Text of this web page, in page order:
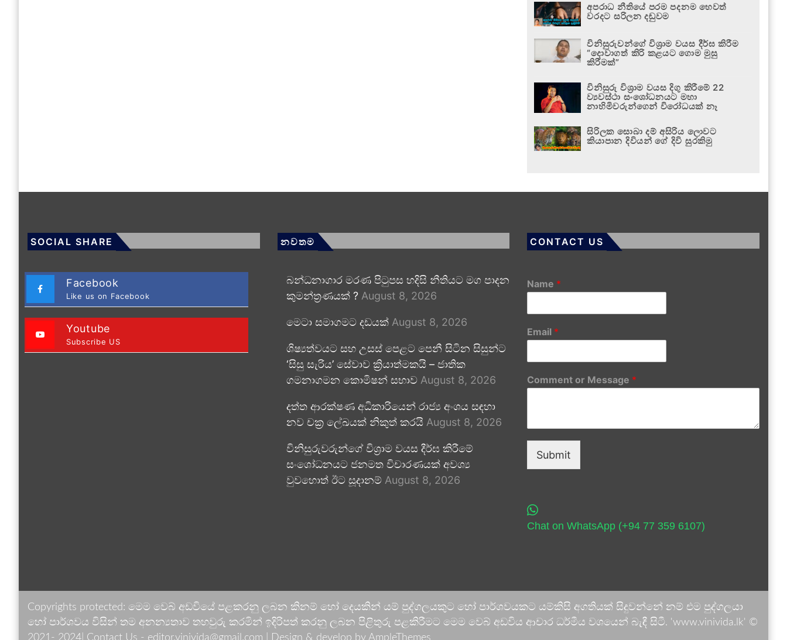
අපරාධ නීතියේ පරම පදනම හෙවත්
වරදට සරිලන දඬුවම
විනිසුරුවන්ගේ විශ්‍රාම වයස දීර්ඝ කිරීම
“දොවාගත් කිරි කළයට ගොම මුසු
කිරීමක්”
විනිසුරු විශ්‍රාම වයස දිගු කිරීමේ 22
ව්‍යවස්ථා සංශෝධනයට මහා
නාහිමිවරුන්ගෙන් විරෝධයක් නෑ
සිරිලක සොබා දම් අසිරිය ලොවට
කියාපාන දිවියන් ගේ දිවි සුරකිමු
SOCIAL SHARE
Facebook
Like us on Facebook
Youtube
Subscribe US
නවතම
බන්ධනාගාර මරණ පිටුපස හදිසි නීතියට මග පාදන
කුමන්ත්‍රණයක් ? August 8, 2026
මෙටා සමාගමට දඩයක් August 8, 2026
ශිෂ්‍යත්වයට සහ උසස් පෙළට පෙනී සිටින සිසුන්ට
‘සිසු සැරිය’ සේවාව ක්‍රියාත්මකයි – ජාතික
ගමනාගමන කොමිෂන් සභාව August 8, 2026
දත්ත ආරක්ෂණ අධිකාරියෙන් රාජ්‍ය අංශය සඳහා
නව චක්‍ර ලේඛයක් නිකුත් කරයි August 8, 2026
විනිසුරුවරුන්ගේ විශ්‍රාම වයස දීර්ඝ කිරීමේ
සංශෝධනයට ජනමත විචාරණයක් අවශ්‍ය
වුවහොත් ඊට සූදානම් August 8, 2026
CONTACT US
Name *
Email *
Comment or Message *
Submit
Chat on WhatsApp (+94 77 359 6107)
Copyrights protected: මෙම වෙබ් අඩවියේ පළකරනු ලබන කිනම් හෝ දෙයකින් යම් පුද්ගලයකුට හෝ පාර්ශවයකට යම්කිසි අගතියක් සිදුවන්නේ නම් එම පුද්ගලයා
හෝ පාර්ශවය විසින් තම අනන්‍යතාව තහවුරු කරමින් ඉදිරිපත් කරනු ලබන පිළිතුරු පළකිරීමට මෙම වෙබ් අඩවිය ආචාර ධර්මීය වශයෙන් බැඳී සිටී. 'www.vinivida.lk' ©
2021- 2024| Contact Us - editor.vinivida@gmail.com |
Design & develop by AmpleThemes